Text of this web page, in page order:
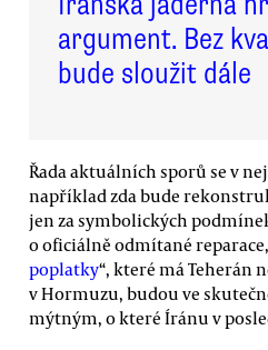
argument. Bez
bude sloužit dále
Řada aktuálních sporů se v
například zda bude
jen za symbolických
o oficiálně odmítané reparace,
poplatky“, které má Teherán
v Hormuzu, budou ve
mýtným, o které Íránu v